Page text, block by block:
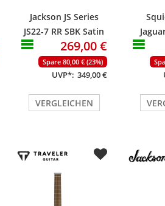
Jackson JS Series
JS22-7 RR SBK Satin
Black
269,00 €
Spare 80,00 € (23%)
UVP*: 349,00 €
VERGLEICHEN